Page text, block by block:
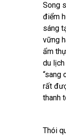
Song
điểm
sáng
vững
ẩm
du
“sang
rất
thanh
Thói